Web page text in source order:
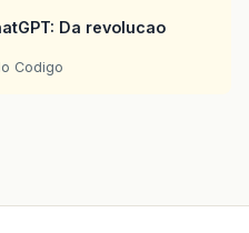
Da revolucao
Codigo